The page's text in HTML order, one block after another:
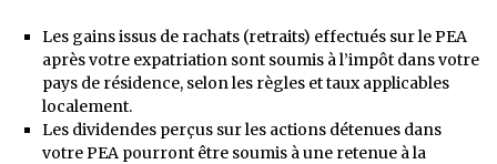
Les gains issus de rachats (retraits) effectués sur le PEA
après votre expatriation sont soumis à l’impôt dans votre
pays de résidence, selon les règles et taux applicables
localement.
Les dividendes perçus sur les actions détenues dans
votre PEA pourront être soumis à une retenue à la